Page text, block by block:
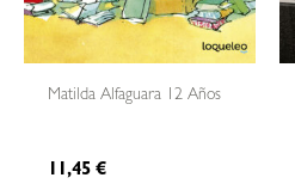
Matilda Alfaguara 12 Años
11,45€